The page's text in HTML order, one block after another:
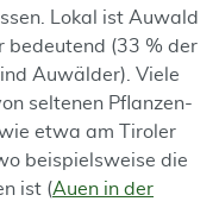
Lokal ist Auwald
bedeutend (33 % der
Auwälder). Viele
seltenen Pflanzen-
etwa am Tiroler
beispielsweise die
ist (Auen in der